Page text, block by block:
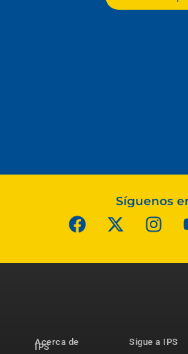
Síguenos
Acerca de
IPS
Sigue a IPS